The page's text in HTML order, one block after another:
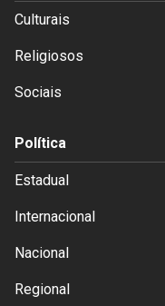
Culturais
Religiosos
Sociais
Política
Estadual
Internacional
Nacional
Regional